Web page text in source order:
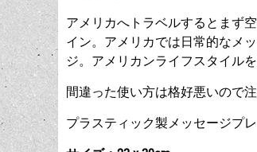
アメリカへトラベルするとまず
イン。アメリカでは日常的なメ
ジ。アメリカンライフスタイル
間違った使い方は格好悪いので注
プラスティック製メッセージプレ